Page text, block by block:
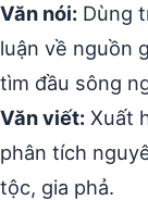
Văn nói: Dùng
luận về nguồn
tìm đầu sông
Văn viết: Xuất
phân tích
tộc, gia phả.